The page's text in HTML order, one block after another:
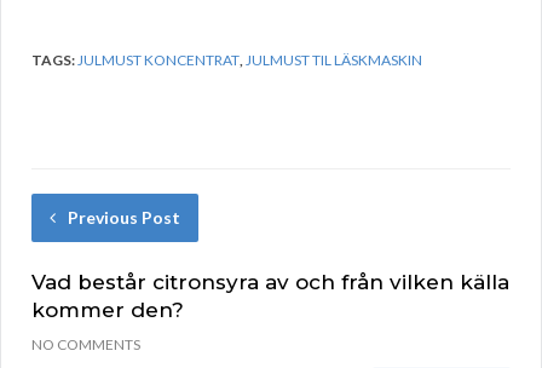
TAGS: JULMUST KONCENTRAT JULMUST TIL LÄSKMASKIN
Previous Post
Vad består citronsyra av och från vilken källa
kommer den?
NO COMMENTS